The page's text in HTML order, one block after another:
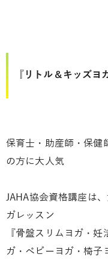
『リトル＆キッズヨ
保育士・助産師・保健
の方に大人気
JAHA協会資格講座は
ガレッスン
『骨盤スリムヨガ・
ガ・ベビーヨガ・椅子